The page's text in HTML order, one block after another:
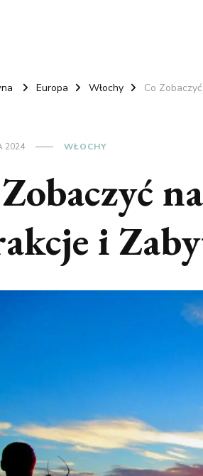
Europa Włochy Co
2024 WŁOCHY
i